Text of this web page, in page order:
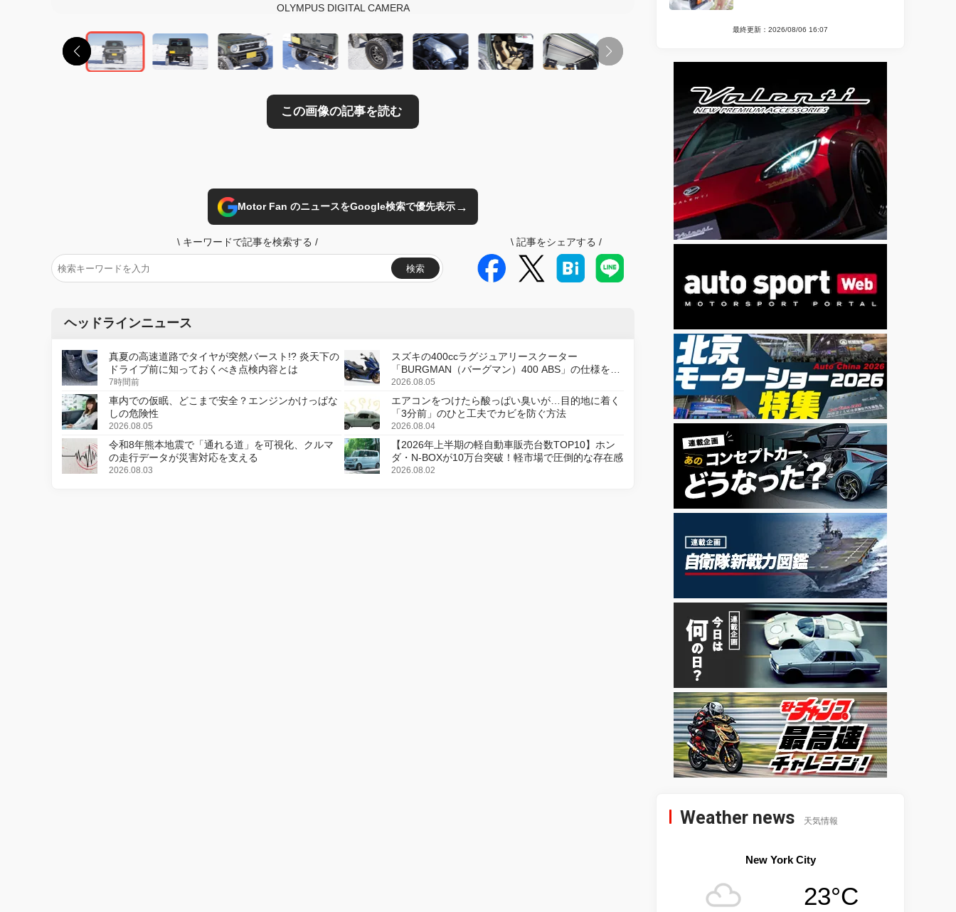
OLYMPUS DIGITAL CAMERA
Motor Fan のニュースをGoogle検索で優先表示→
\ キーワードで記事を検索する /
検索
\ 記事をシェアする /
ヘッドラインニュース
真夏の高速道路でタイヤが突然バースト!? 炎天下の
ドライブ前に知っておくべき点検内容とは
7時間前
スズキの400ccラグジュアリースクーター
「BURGMAN（バーグマン）400 ABS」の仕様を変
更し、8月18日に発売
2026.08.05
車内での仮眠、どこまで安全？エンジンかけっぱな
しの危険性
2026.08.05
エアコンをつけたら酸っぱい臭いが…目的地に着く
「3分前」のひと工夫でカビを防ぐ方法
2026.08.04
令和8年熊本地震で「通れる道」を可視化、クルマ
の走行データが災害対応を支える
2026.08.03
【2026年上半期の軽自動車販売台数TOP10】ホン
ダ・N-BOXが10万台突破！軽市場で圧倒的な存在感
2026.08.02
最終更新：2026/08/06 16:07
Weather news 天気情報
New York City
23°C